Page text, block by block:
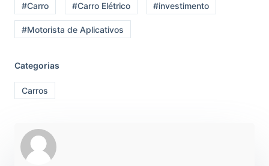
#Carro #Carro Elétrico #investimento
#Motorista de Aplicativos
Categorias
Carros